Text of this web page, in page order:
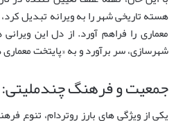
هسته تاریخی شهر را به ویرانه تبدیل
معماری را فراهم آورد. از دل این
شهرسازی، سر برآورد و به «پایتخت
جمعیت و فرهنگ چندملیتی: